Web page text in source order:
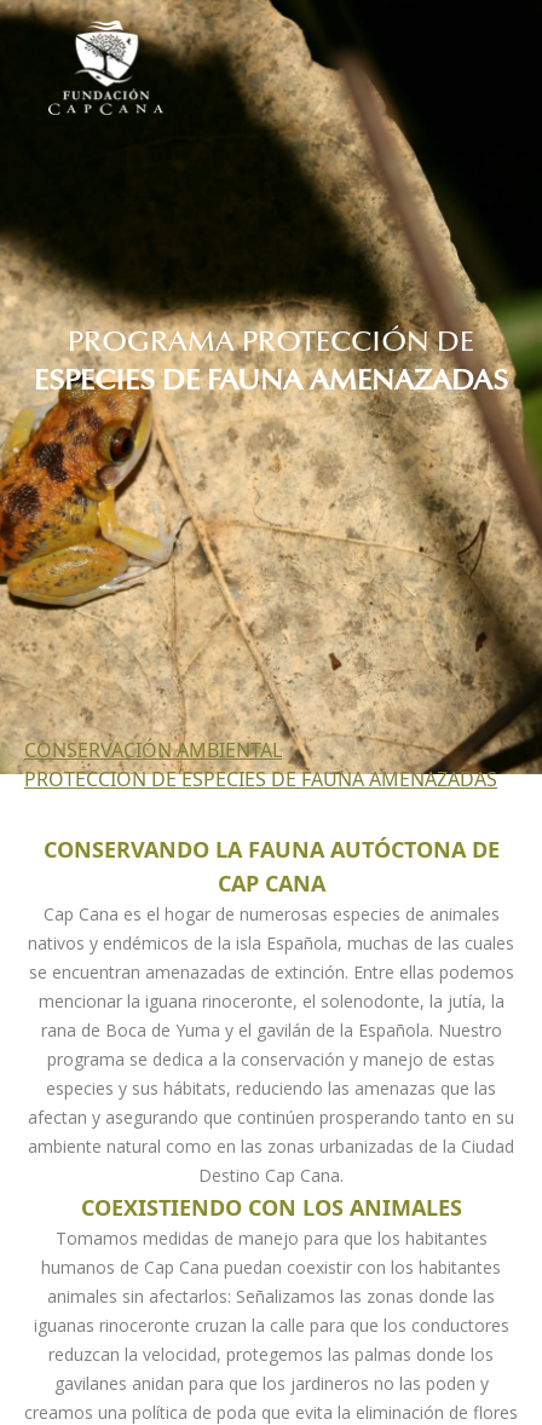
PROGRAMA PROTECCIÓN DE
ESPECIES DE FAUNA AMENAZADAS
CONSERVACIÓN AMBIENTAL
PROTECCION DE ESPECIES DE FAUNA AMENAZADAS
CONSERVANDO LA FAUNA AUTÓCTONA DE
CAP CANA
Cap Cana es el hogar de numerosas especies de animales
nativos y endémicos de la isla Española, muchas de las cuales
se encuentran amenazadas de extinción. Entre ellas podemos
mencionar la iguana rinoceronte, el solenodonte, la jutía, la
rana de Boca de Yuma y el gavilán de la Española. Nuestro
programa se dedica a la conservación y manejo de estas
especies y sus hábitats, reduciendo las amenazas que las
afectan y asegurando que continúen prosperando tanto en su
ambiente natural como en las zonas urbanizadas de la Ciudad
Destino Cap Cana.
COEXISTIENDO CON LOS ANIMALES
Tomamos medidas de manejo para que los habitantes
humanos de Cap Cana puedan coexistir con los habitantes
animales sin afectarlos: Señalizamos las zonas donde las
iguanas rinoceronte cruzan la calle para que los conductores
reduzcan la velocidad, protegemos las palmas donde los
gavilanes anidan para que los jardineros no las poden y
creamos una política de poda que evita la eliminación de flores